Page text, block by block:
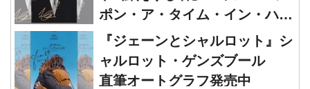
ポン・ア・タイム・イン・ハリ
ウッド』レオナルド・ディカプ
リオ 直筆オートグラフ発売中
『ジェーンとシャルロット』シ
ャルロット・ゲンズブール
直筆オートグラフ発売中